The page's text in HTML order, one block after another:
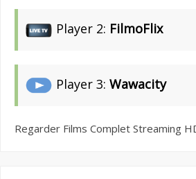
Player 2: FilmoFlix
Player 3: Wawacity
Regarder Films Complet Streaming